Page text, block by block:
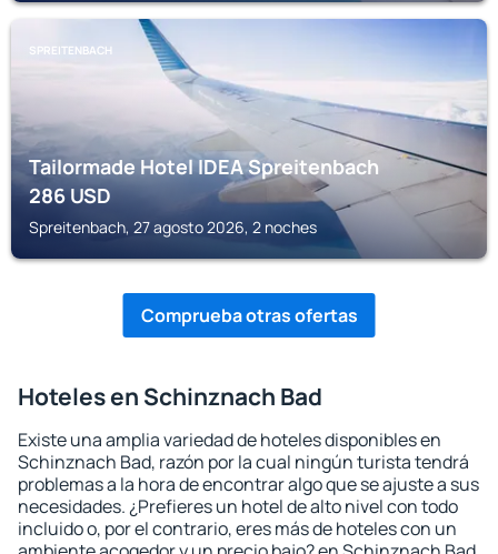
SPREITENBACH
Tailormade Hotel IDEA Spreitenbach
286USD
Spreitenbach, 27 agosto 2026, 2 noches
Comprueba otras ofertas
Hoteles en Schinznach Bad
Existe una amplia variedad de hoteles disponibles en
Schinznach Bad, razón por la cual ningún turista tendrá
problemas a la hora de encontrar algo que se ajuste a sus
necesidades. ¿Prefieres un hotel de alto nivel con todo
incluido o, por el contrario, eres más de hoteles con un